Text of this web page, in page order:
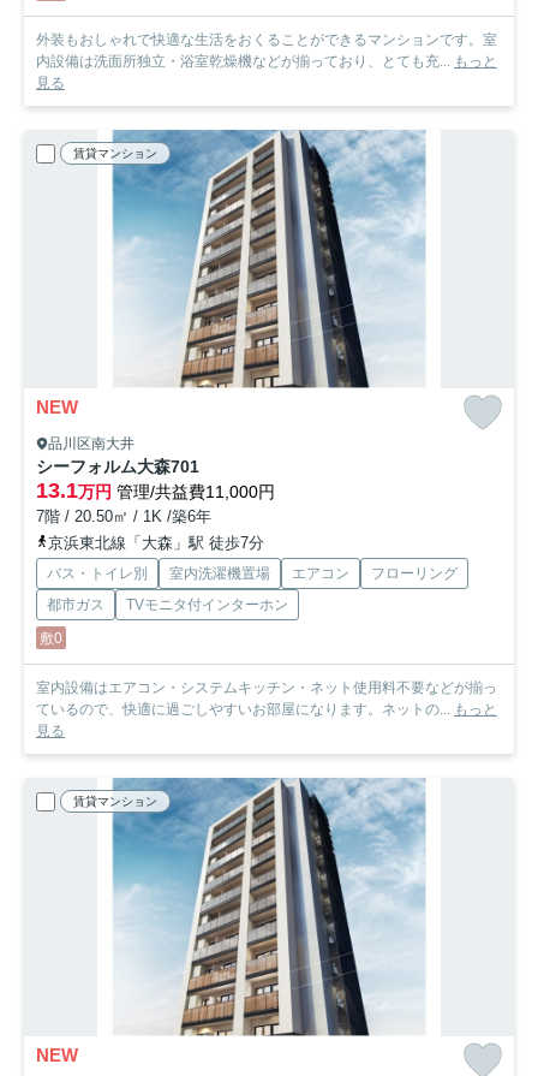
外装もおしゃれで快適な生活をおくることができるマンションです。室
内設備は洗面所独立・浴室乾燥機などが揃っており、とても充...
もっと
見る
賃貸マンション
NEW
品川区南大井
シーフォルム大森701
13.1万円 管理/共益費11,000円
7階 / 20.50㎡ / 1K /築6年
京浜東北線「大森」駅 徒歩7分
バス・トイレ別 室内洗濯機置場 エアコン
フローリング
都市ガス
TVモニタ付インターホン
敷0
室内設備はエアコン・システムキッチン・ネット使用料不要などが揃っ
ているので、快適に過ごしやすいお部屋になります。ネットの...
もっと
見る
賃貸マンション
NEW